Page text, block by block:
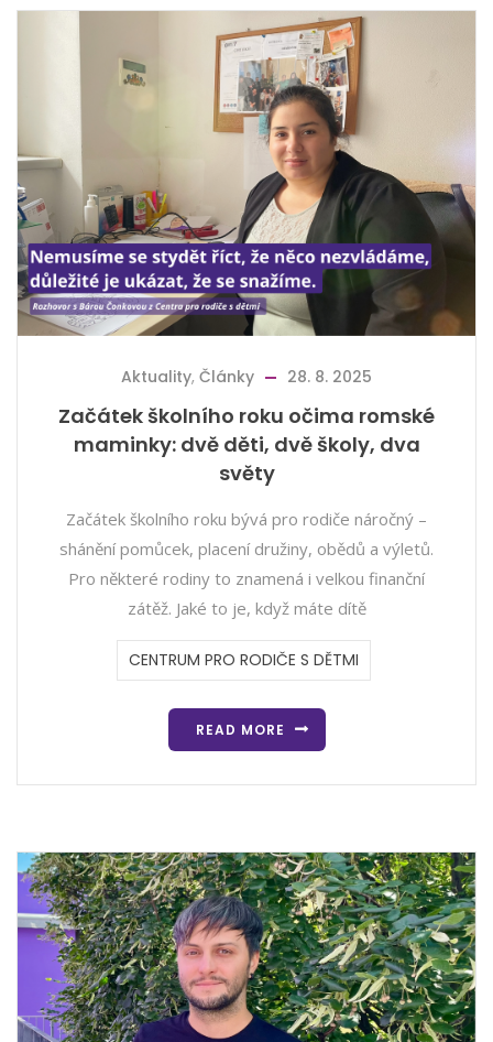
Aktuality, Články 28. 8. 2025
Začátek školního roku očima romské
maminky: dvě děti, dvě školy, dva
světy
Začátek školního roku bývá pro rodiče náročný –
shánění pomůcek, placení družiny, obědů a výletů.
Pro některé rodiny to znamená i velkou finanční
zátěž. Jaké to je, když máte dítě
CENTRUM PRO RODIČE S DĚTMI
READ MORE